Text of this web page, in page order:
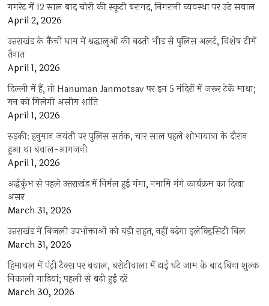
गगरेट में 12 साल बाद चोरी की स्कूटी बरामद, निगरानी व्यवस्था पर उठे सवाल
April 2, 2026
उत्तराखंड के कैंची धाम में श्रद्धालुओं की बढ़ती भीड़ से पुलिस अलर्ट, विशेष टीमें
तैनात
April 1, 2026
दिल्ली में हैं, तो Hanuman Janmotsav पर इन 5 मंदिरों में जरूर टेकें माथा;
मन को मिलेगी असीम शांति
April 1, 2026
रुड़की: हनुमान जयंती पर पुलिस सर्तक, चार साल पहले शोभायात्रा के दौरान
हुआ था बवाल-आगजनी
April 1, 2026
अर्द्धकुंभ से पहले उत्तराखंड में निर्मल हुई गंगा, नमामि गंगे कार्यक्रम का दिखा
असर
March 31, 2026
उत्तराखंड में बिजली उपभोक्ताओं को बड़ी राहत, नहीं बढ़ेगा इलेक्ट्रिसिटी बिल
March 31, 2026
हिमाचल में एंट्री टैक्स पर बवाल, बरोटीवाला में ढाई घंटे जाम के बाद बिना शुल्क
निकाली गाड़ियां; पहली से बढ़ी हुई दरें
March 30, 2026